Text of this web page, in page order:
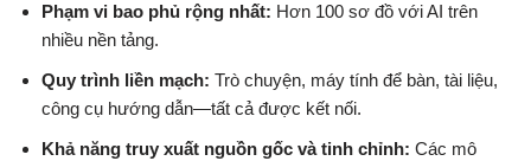
Phạm vi bao phủ rộng nhất: Hơn 100 sơ đồ với AI trên
nhiều nền tảng.
Quy trình liền mạch: Trò chuyện, máy tính để bàn, tài liệu,
công cụ hướng dẫn—tất cả được kết nối.
Khả năng truy xuất nguồn gốc và tinh chỉnh: Các mô